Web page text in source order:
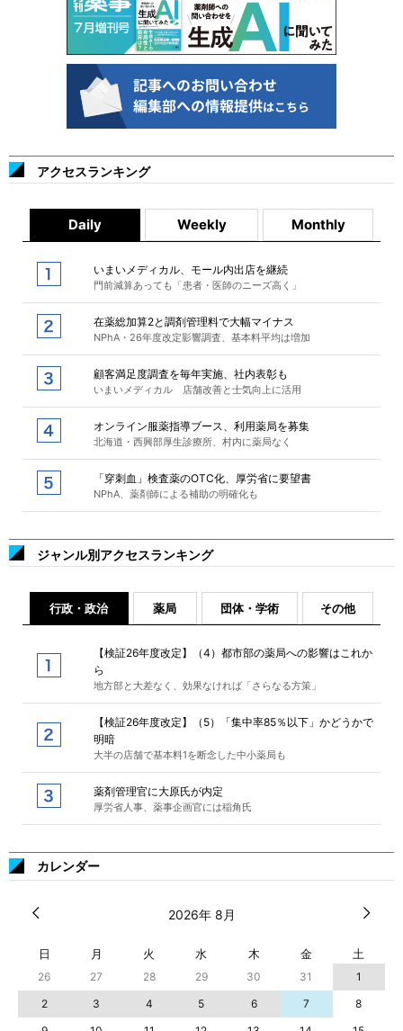
アクセスランキング
Daily Weekly Monthly
いまいメディカル、モール内出店を継続
門前減算あっても「患者・医師のニーズ高く」
在薬総加算2と調剤管理料で大幅マイナス
NPhA・26年度改定影響調査、基本料平均は増加
顧客満足度調査を毎年実施、社内表彰も
いまいメディカル 店舗改善と士気向上に活用
オンライン服薬指導ブース、利用薬局を募集
北海道・西興部厚生診療所、村内に薬局なく
「穿刺血」検査薬のOTC化、厚労省に要望書
NPhA、薬剤師による補助の明確化も
ジャンル別アクセスランキング
行政・政治 薬局 団体・学術 その他
【検証26年度改定】（4）都市部の薬局への影響はこれか
ら
地方部と大差なく、効果なければ「さらなる方策」
【検証26年度改定】（5）「集中率85％以下」かどうかで
明暗
大半の店舗で基本料1を断念した中小薬局も
薬剤管理官に大原氏が内定
厚労省人事、薬事企画官には稲角氏
カレンダー
2026年 8月
日 月 火 水 木 金 土
26 27 28 29 30 31
1
2
3 4 5 6 7
8